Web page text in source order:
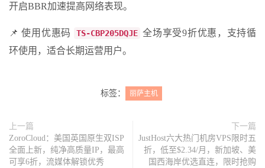
开启BBR加速提高网络表现。
📌 使用优惠码 TS-CBP205DQJE 全场享受9折优惠，支持循
环使用，适合长期运营用户。
标签： 丽萨主机
上一篇
ZoroCloud：美国英国原生双ISP
全面上新，纯净高质量IP，最高
可享6折，流媒体解锁优秀
下一篇
JustHost六大热门机房VPS限时五
折，低至$2.34/月，新加坡、美
国西海岸优选直连，限时抢购